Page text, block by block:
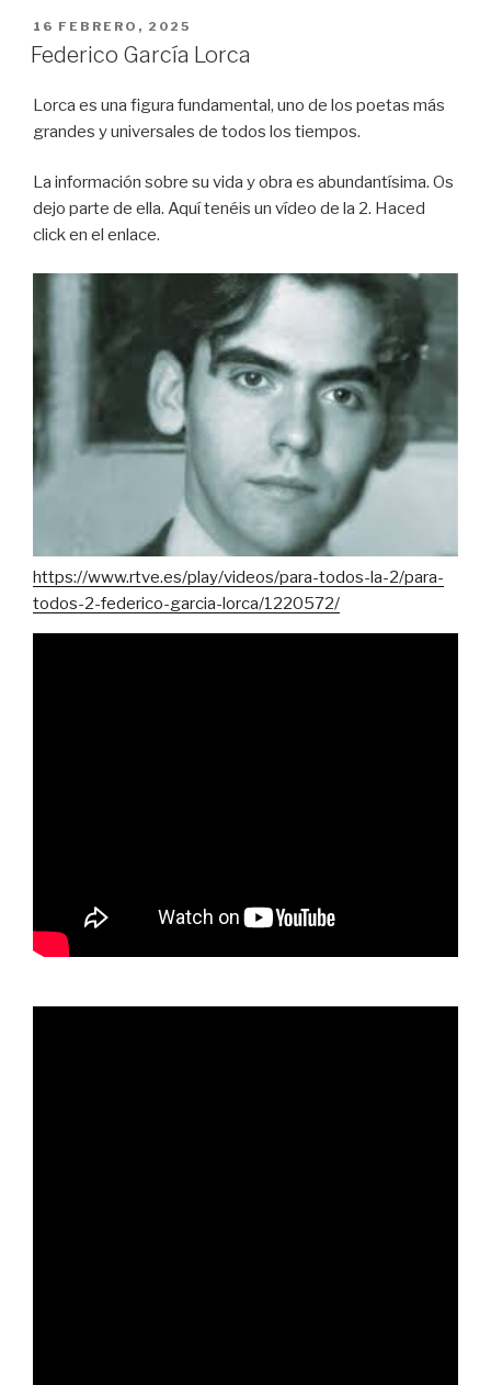
PUBLICADO
EN
16 FEBRERO, 2025
Federico García Lorca
Lorca es una figura fundamental, uno de los poetas más
grandes y universales de todos los tiempos.
La información sobre su vida y obra es abundantísima. Os
dejo parte de ella. Aquí tenéis un vídeo de la 2. Haced
click en el enlace.
https://www.rtve.es/play/videos/para-todos-la-2/para-
todos-2-federico-garcia-lorca/1220572/